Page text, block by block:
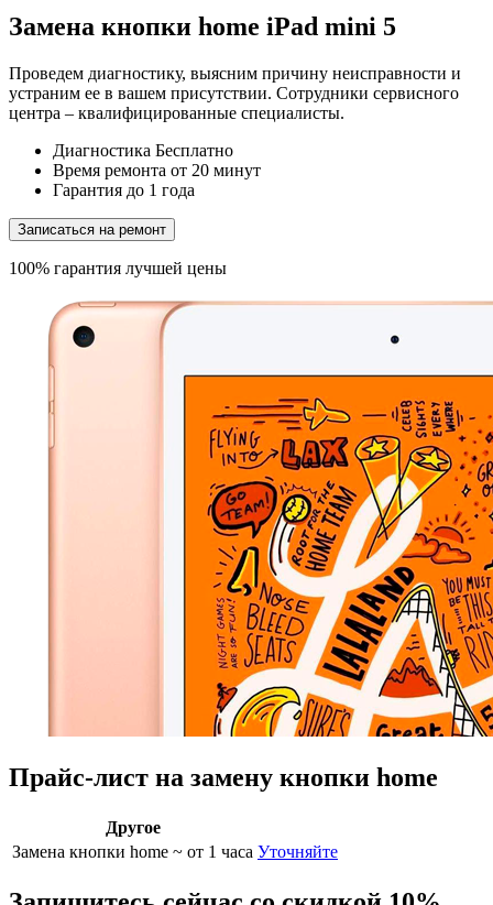
Замена кнопки home iPad mini 5
Проведем диагностику, выясним причину неисправности и
устраним ее в вашем присутствии. Сотрудники сервисного
центра – квалифицированные специалисты.
Диагностика Бесплатно
Время ремонта от 20 минут
Гарантия до 1 года
Записаться на ремонт
100% гарантия лучшей цены
Прайс-лист на замену кнопки home
Другое
Замена кнопки home ~ от 1 часа Уточняйте